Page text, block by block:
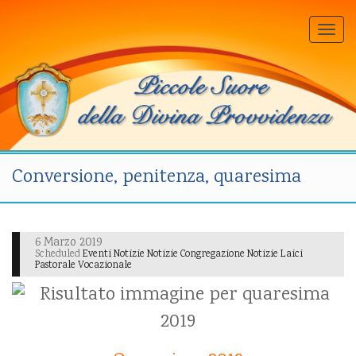
Conversione, penitenza, quaresima
6 Marzo 2019
ScheduledEventi Notizie Notizie Congregazione Notizie Laici
Pastorale Vocazionale